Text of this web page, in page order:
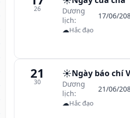
26
Dương
lịch:
17/06/
☁Hắc đạo
21
30
☀️Ngày báo chí
Dương
lịch:
21/06/
☁Hắc đạo